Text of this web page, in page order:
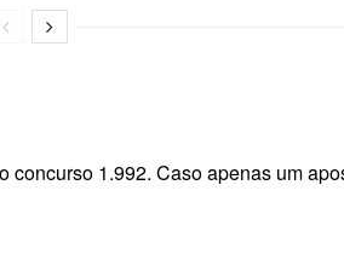
1.992. Caso apenas um